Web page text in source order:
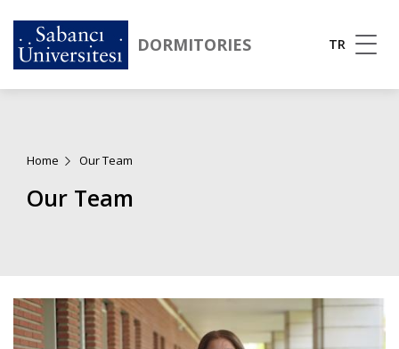
DORMITORIES TR
Home Our Team
Our Team
Görsel